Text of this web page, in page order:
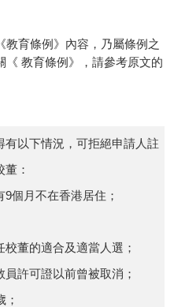
育條例》內容，乃屬條例之
《 教育條例》，請參考原文的
有以下情況，可拒絕申請人註
：
個月不在香港居住；
董的適合及適當人選；
許可證以前曾被取消；